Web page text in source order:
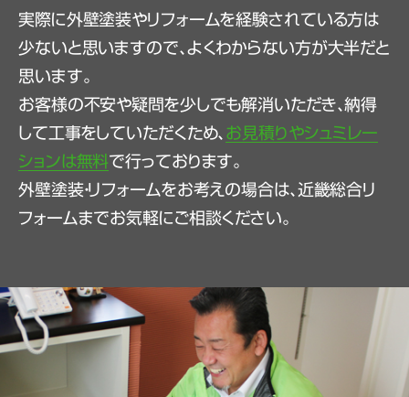
実際に外壁塗装やリフォームを経験されている方は
少ないと思いますので、よくわからない方が大半だと
思います。
お客様の不安や疑問を少しでも解消いただき、納得
して工事をしていただくため、 お見積りやシュミレー
ションは無料で行っております。
外壁塗装・リフォームをお考えの場合は、近畿総合リ
フォームまでお気軽にご相談ください。